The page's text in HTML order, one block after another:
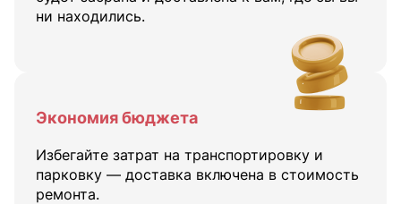
ни находились.
Экономия бюджета
Избегайте затрат на транспортировку и
парковку — доставка включена в стоимость
ремонта.